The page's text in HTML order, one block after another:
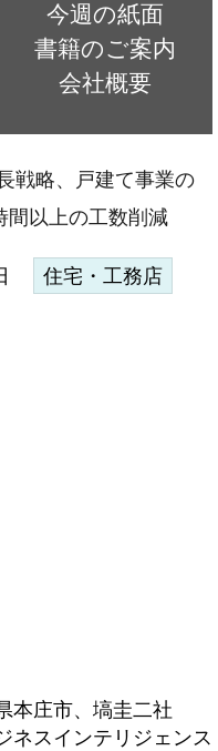
今週の紙面
書籍のご案内
会社概要
戦略、戸建て事業の
間以上の工数削減
住宅・工務店
本庄市、塙圭二社
ネスインテリジェンス